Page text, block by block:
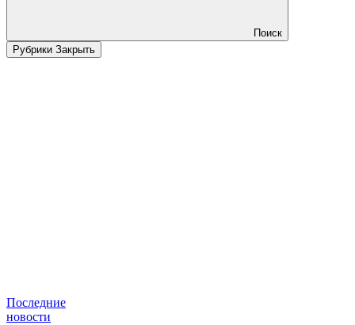
Поиск
Рубрики Закрыть
Последние
новости